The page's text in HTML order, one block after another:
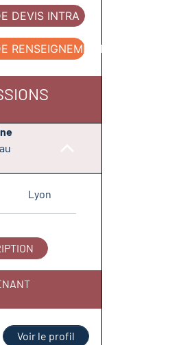
DEVIS INTRA
RENSEIGNEMENT
Lyon
Voir le profil